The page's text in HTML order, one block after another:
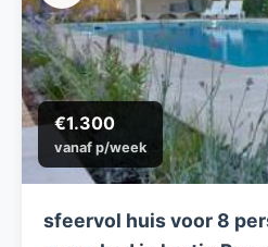
€1.300
vanaf p/week
sfeervol huis voor 8